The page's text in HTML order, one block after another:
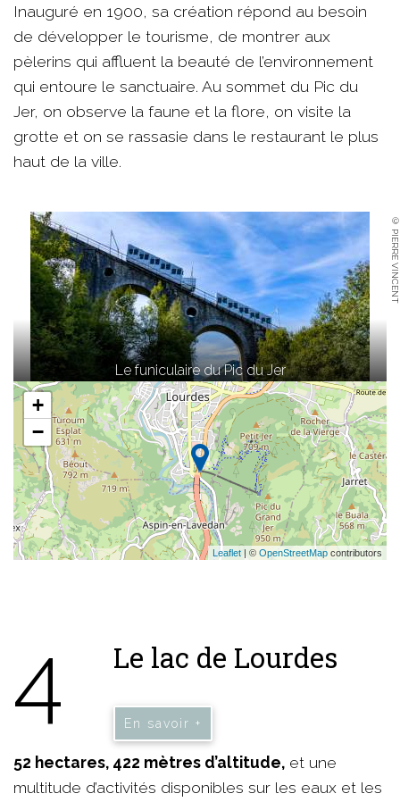
Inauguré en 1900, sa création répond au besoin
de développer le tourisme, de montrer aux
pèlerins qui affluent la beauté de l’environnement
qui entoure le sanctuaire. Au sommet du Pic du
Jer, on observe la faune et la flore, on visite la
grotte et on se rassasie dans le restaurant le plus
haut de la ville.
© PIERRE VINCENT
Le funiculaire du Pic du Jer
+
−
Leaflet | © OpenStreetMap contributors
4 Le lac de Lourdes
En savoir +
52 hectares, 422 mètres d’altitude, et une
multitude d’activités disponibles sur les eaux et les